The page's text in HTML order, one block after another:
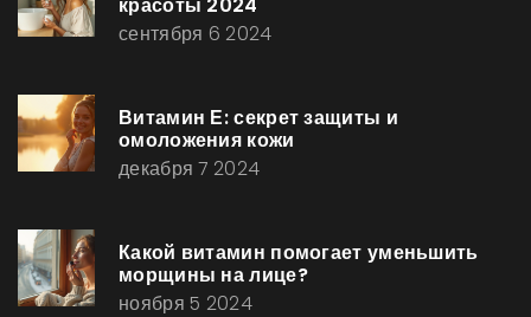
сентября 6 2024
Витамин Е: секрет защиты и
омоложения кожи
декабря 7 2024
Какой витамин помогает уменьшить
морщины на лице?
ноября 5 2024